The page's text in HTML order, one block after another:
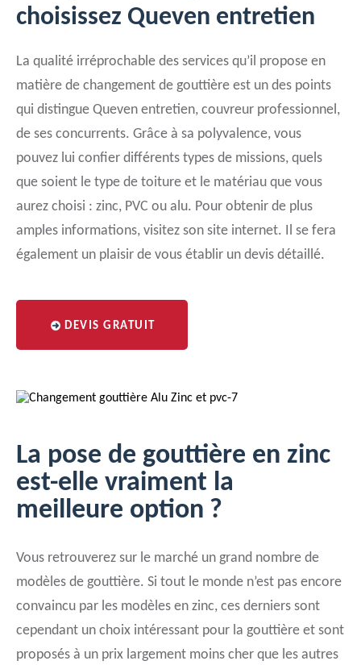
choisissez Queven entretien
La qualité irréprochable des services qu’il propose en
matière de changement de gouttière est un des points
qui distingue Queven entretien, couvreur professionnel,
de ses concurrents. Grâce à sa polyvalence, vous
pouvez lui confier différents types de missions, quels
que soient le type de toiture et le matériau que vous
aurez choisi : zinc, PVC ou alu. Pour obtenir de plus
amples informations, visitez son site internet. Il se fera
également un plaisir de vous établir un devis détaillé.
DEVIS GRATUIT
La pose de gouttière en zinc
est-elle vraiment la
meilleure option ?
Vous retrouverez sur le marché un grand nombre de
modèles de gouttière. Si tout le monde n’est pas encore
convaincu par les modèles en zinc, ces derniers sont
cependant un choix intéressant pour la gouttière et sont
proposés à un prix largement moins cher que les autres